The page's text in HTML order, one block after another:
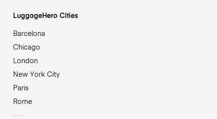
LuggageHero Cities
Barcelona
Chicago
London
New York City
Paris
Rome